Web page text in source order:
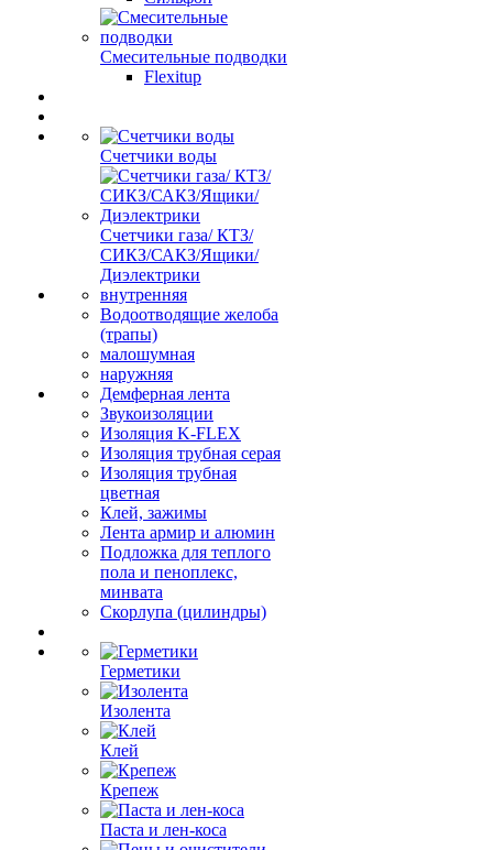
Смесительные подводки
Flexitup
Счетчики воды
Счетчики газа/ КТЗ/
СИКЗ/САКЗ/Ящики/
Диэлектрики
внутренняя
Водоотводящие желоба
(трапы)
малошумная
наружняя
Демферная лента
Звукоизоляции
Изоляция K-FLEX
Изоляция трубная серая
Изоляция трубная
цветная
Клей, зажимы
Лента армир и алюмин
Подложка для теплого
пола и пеноплекс,
минвата
Скорлупа (цилиндры)
Герметики
Изолента
Клей
Крепеж
Паста и лен-коса